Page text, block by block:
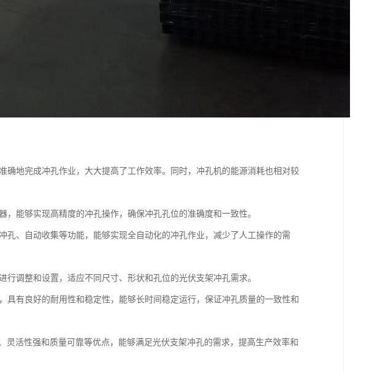
确地完成冲孔作业，大大提高了工作效率。同时，冲孔机的能源消耗也相对较
能够实现高精度的冲孔操作，确保冲孔孔位的准确度和一致性。
孔、自动收集等功能，能够实现全自动化的冲孔作业，减少了人工操作的需
调整和设置，适应不同尺寸、形状和孔位的光伏支架冲孔需求。
具有良好的耐用性和稳定性，能够长时间稳定运行，保证冲孔质量的一致性和
灵活性强和质量可靠等优点，能够满足光伏支架冲孔的需求，提高生产效率和